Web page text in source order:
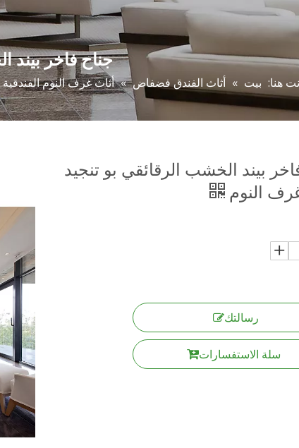
جناح فاخر بيند
هنا: بيت » أثاث الفندق فضفاض » أثاث غرف النوم الفندقية
بيند الخشب الرقائقي بو تنجيد
النوم
رسالتك
سلة الاستفسارات